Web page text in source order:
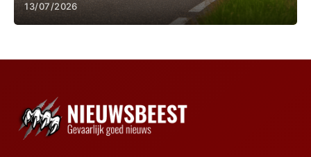
13/07/2026